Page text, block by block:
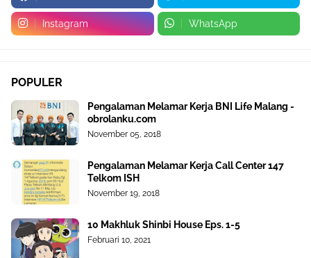
Instagram WhatsApp
POPULER
Pengalaman Melamar Kerja BNI Life Malang -
obrolanku.com
November 05, 2018
Pengalaman Melamar Kerja Call Center 147
Telkom ISH
November 19, 2018
10 Makhluk Shinbi House Eps. 1-5
Februari 10, 2021